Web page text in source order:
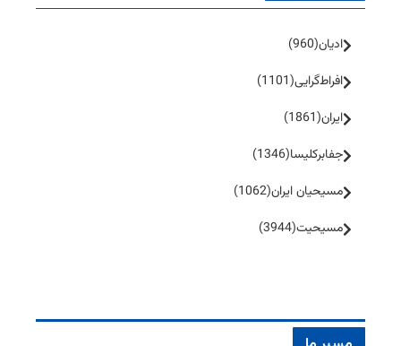
ادیان(960)
افراط‌گرایی(1101)
ایران(1861)
جفا‌بر‌کلیسا(1346)
مسیحیان ایران(1062)
مسیحیت(3944)